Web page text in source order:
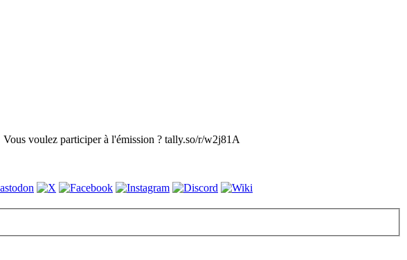
Vous voulez participer à l'émission ? tally.so/r/w2j81A